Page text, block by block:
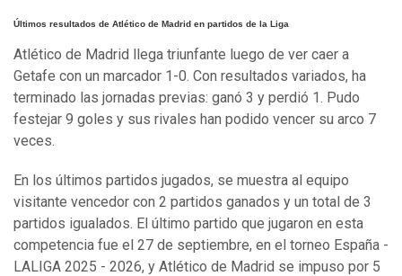
Últimos resultados de Atlético de Madrid en partidos de la Liga
Atlético de Madrid llega triunfante luego de ver caer a
Getafe con un marcador 1-0. Con resultados variados, ha
terminado las jornadas previas: ganó 3 y perdió 1. Pudo
festejar 9 goles y sus rivales han podido vencer su arco 7
veces.
En los últimos partidos jugados, se muestra al equipo
visitante vencedor con 2 partidos ganados y un total de 3
partidos igualados. El último partido que jugaron en esta
competencia fue el 27 de septiembre, en el torneo España -
LALIGA 2025 - 2026, y Atlético de Madrid se impuso por 5